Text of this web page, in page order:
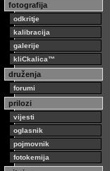
fotografija
odkritje
kalibracija
galerije
kliCkalica™
druženja
forumi
prilozi
vijesti
oglasnik
pojmovnik
fotokemija